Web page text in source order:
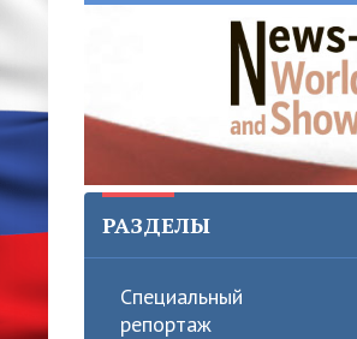
РАЗДЕЛЫ
Специальный
репортаж